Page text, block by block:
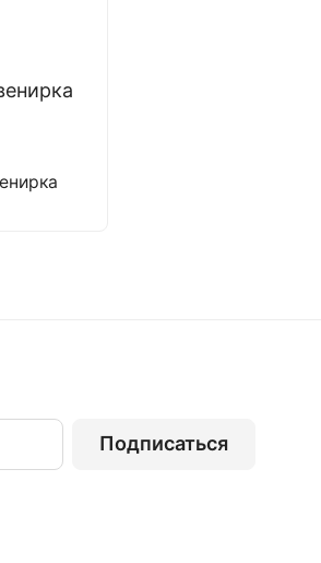
Подписаться